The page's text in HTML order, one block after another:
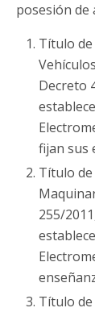
posesión de
Título de
Decreto
fijan sus
Título de
255/
Título